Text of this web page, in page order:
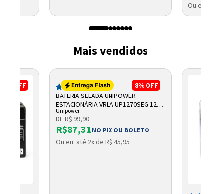
Ou em até
Mais vendidos
OFF 8% OFF
(254)
BATERIA SELADA UNIPOWER
ESTACIONÁRIA VRLA UP1270SEG 12V
7AH F187
Unipower
DE R$ 99,90
R$87,31NO PIX OU BOLETO
Ou em até 2x de R$ 45,95